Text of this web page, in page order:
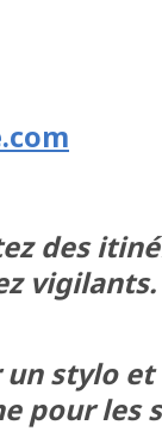
des
vigilants.
stylo
pour les